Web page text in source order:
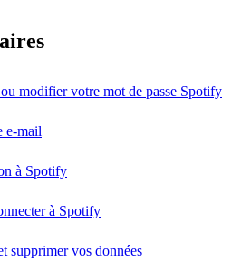
modifier votre mot de passe Spotify
e-mail
à Spotify
à Spotify
supprimer vos données